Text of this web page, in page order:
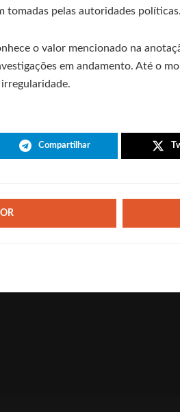
tomadas pelas autoridades políticas.
o valor mencionado na
em andamento. Até o
Compartilhar